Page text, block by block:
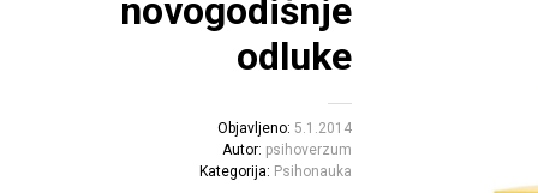
novogodišnje
odluke
Objavljeno: 5.1.2014
Autor: psihoverzum
Kategorija: Psihonauka